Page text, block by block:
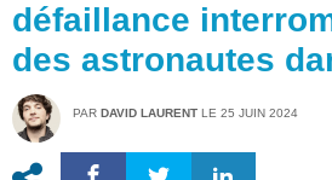
défaillance
des astronautes
PAR DAVID LAURENT LE 25 JUIN 2024